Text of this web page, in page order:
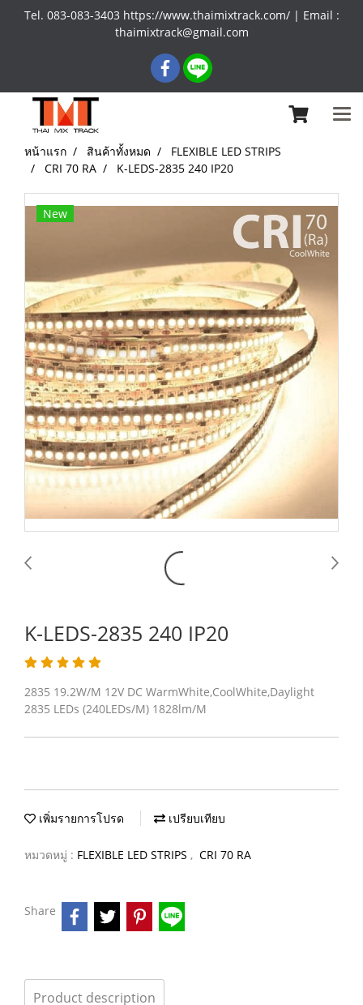
Tel. 083-083-3403 https://www.thaimixtrack.com/ | Email :
thaimixtrack@gmail.com
หน้าแรก สินค้าทั้งหมด
FLEXIBLE LED STRIPS
CRI 70 RA
K-LEDS-2835 240 IP20
New
K-LEDS-2835 240 IP20
2835 19.2W/M 12V DC WarmWhite,CoolWhite,Daylight
2835 LEDs (240LEDs/M) 1828lm/M
เพิ่มรายการโปรด เปรียบเทียบ
หมวดหมู่ : FLEXIBLE LED STRIPS , CRI 70 RA
Share
Product description